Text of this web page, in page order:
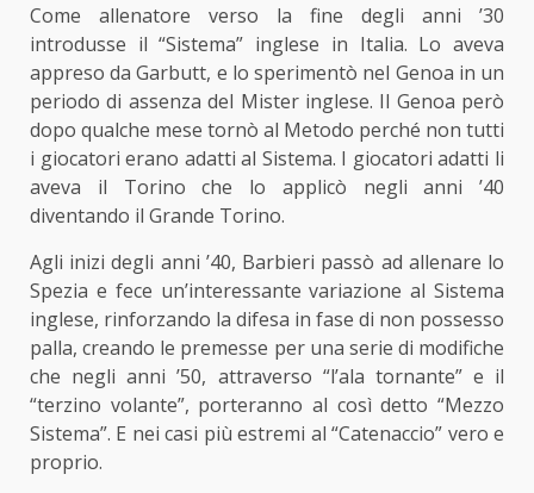
Come allenatore verso la fine degli anni ’30
introdusse il “Sistema” inglese in Italia. Lo aveva
appreso da Garbutt, e lo sperimentò nel Genoa in un
periodo di assenza del Mister inglese. Il Genoa però
dopo qualche mese tornò al Metodo perché non tutti
i giocatori erano adatti al Sistema. I giocatori adatti li
aveva il Torino che lo applicò negli anni ’40
diventando il Grande Torino.
Agli inizi degli anni ’40, Barbieri passò ad allenare lo
Spezia e fece un’interessante variazione al Sistema
inglese, rinforzando la difesa in fase di non possesso
palla, creando le premesse per una serie di modifiche
che negli anni ’50, attraverso “l’ala tornante” e il
“terzino volante”, porteranno al così detto “Mezzo
Sistema”. E nei casi più estremi al “Catenaccio” vero e
proprio.